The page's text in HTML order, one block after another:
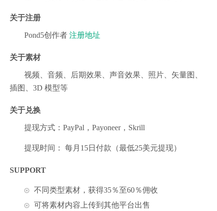
关于注册
Pond5创作者 注册地址
关于素材
视频、音频、后期效果、声音效果、照片、矢量图、
插图、3D 模型等
关于兑换
提现方式：PayPal，Payoneer，Skrill
提现时间： 每月15日付款（最低25美元提现）
SUPPORT
不同类型素材，获得35％至60％佣收
可将素材内容上传到其他平台出售